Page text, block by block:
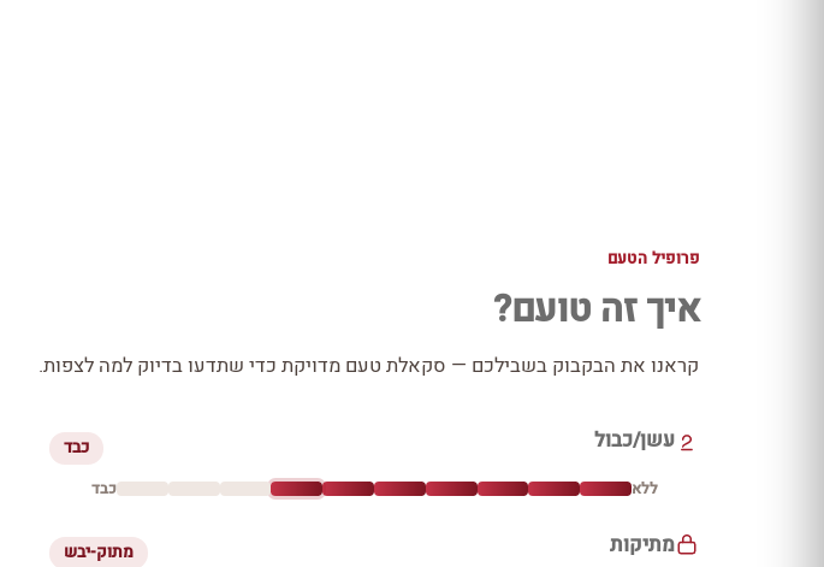
פרופיל הטעם
איך זה טועם?
קראנו את הבקבוק בשבילכם — סקאלת טעם מדויקת כדי שתדעו בדיוק למה לצפות.
עשן/כבול כבד
ללא כבד
מתיקות מתוק-יבש